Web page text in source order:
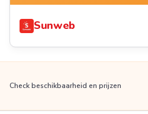
Sunweb
Check beschikbaarheid en prijzen